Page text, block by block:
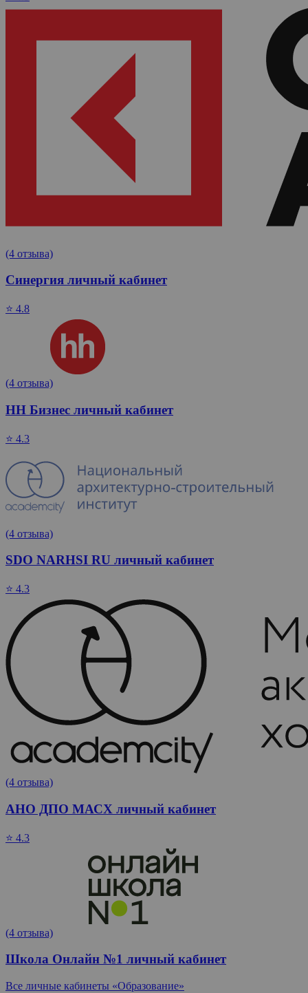
(4 отзыва)
Синергия личный кабинет
⭐ 4.8
(4 отзыва)
HH Бизнес личный кабинет
⭐ 4.3
(4 отзыва)
SDO NARHSI RU личный кабинет
⭐ 4.3
(4 отзыва)
АНО ДПО МАСХ личный кабинет
⭐ 4.3
(4 отзыва)
Школа Онлайн №1 личный кабинет
Все личные кабинеты «Образование»